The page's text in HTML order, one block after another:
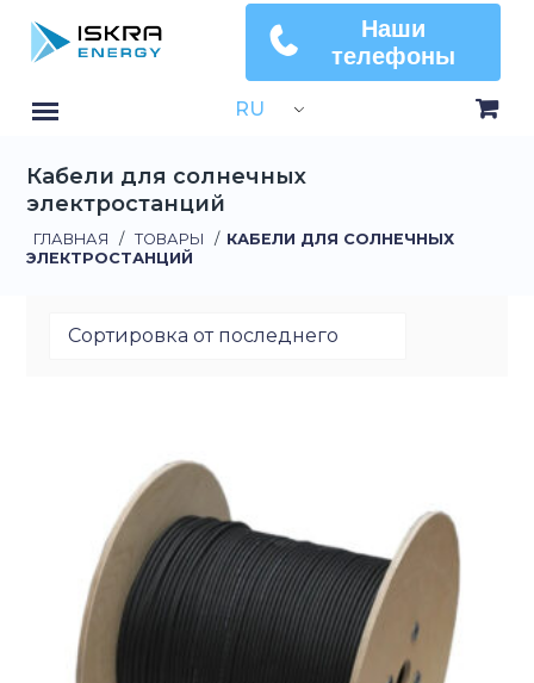
Наши
телефоны
RU
Кабели для солнечных
электростанций
ГЛАВНАЯ / ТОВАРЫ / КАБЕЛИ ДЛЯ СОЛНЕЧНЫХ
ЭЛЕКТРОСТАНЦИЙ